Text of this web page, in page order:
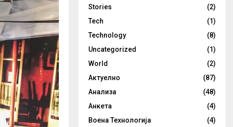
Stories
(2)
Tech
(1)
Technology
(8)
Uncategorized
(1)
World
(2)
Актуелно
(87)
Анализа
(48)
Анкета
(4)
Воена Технологија
(4)